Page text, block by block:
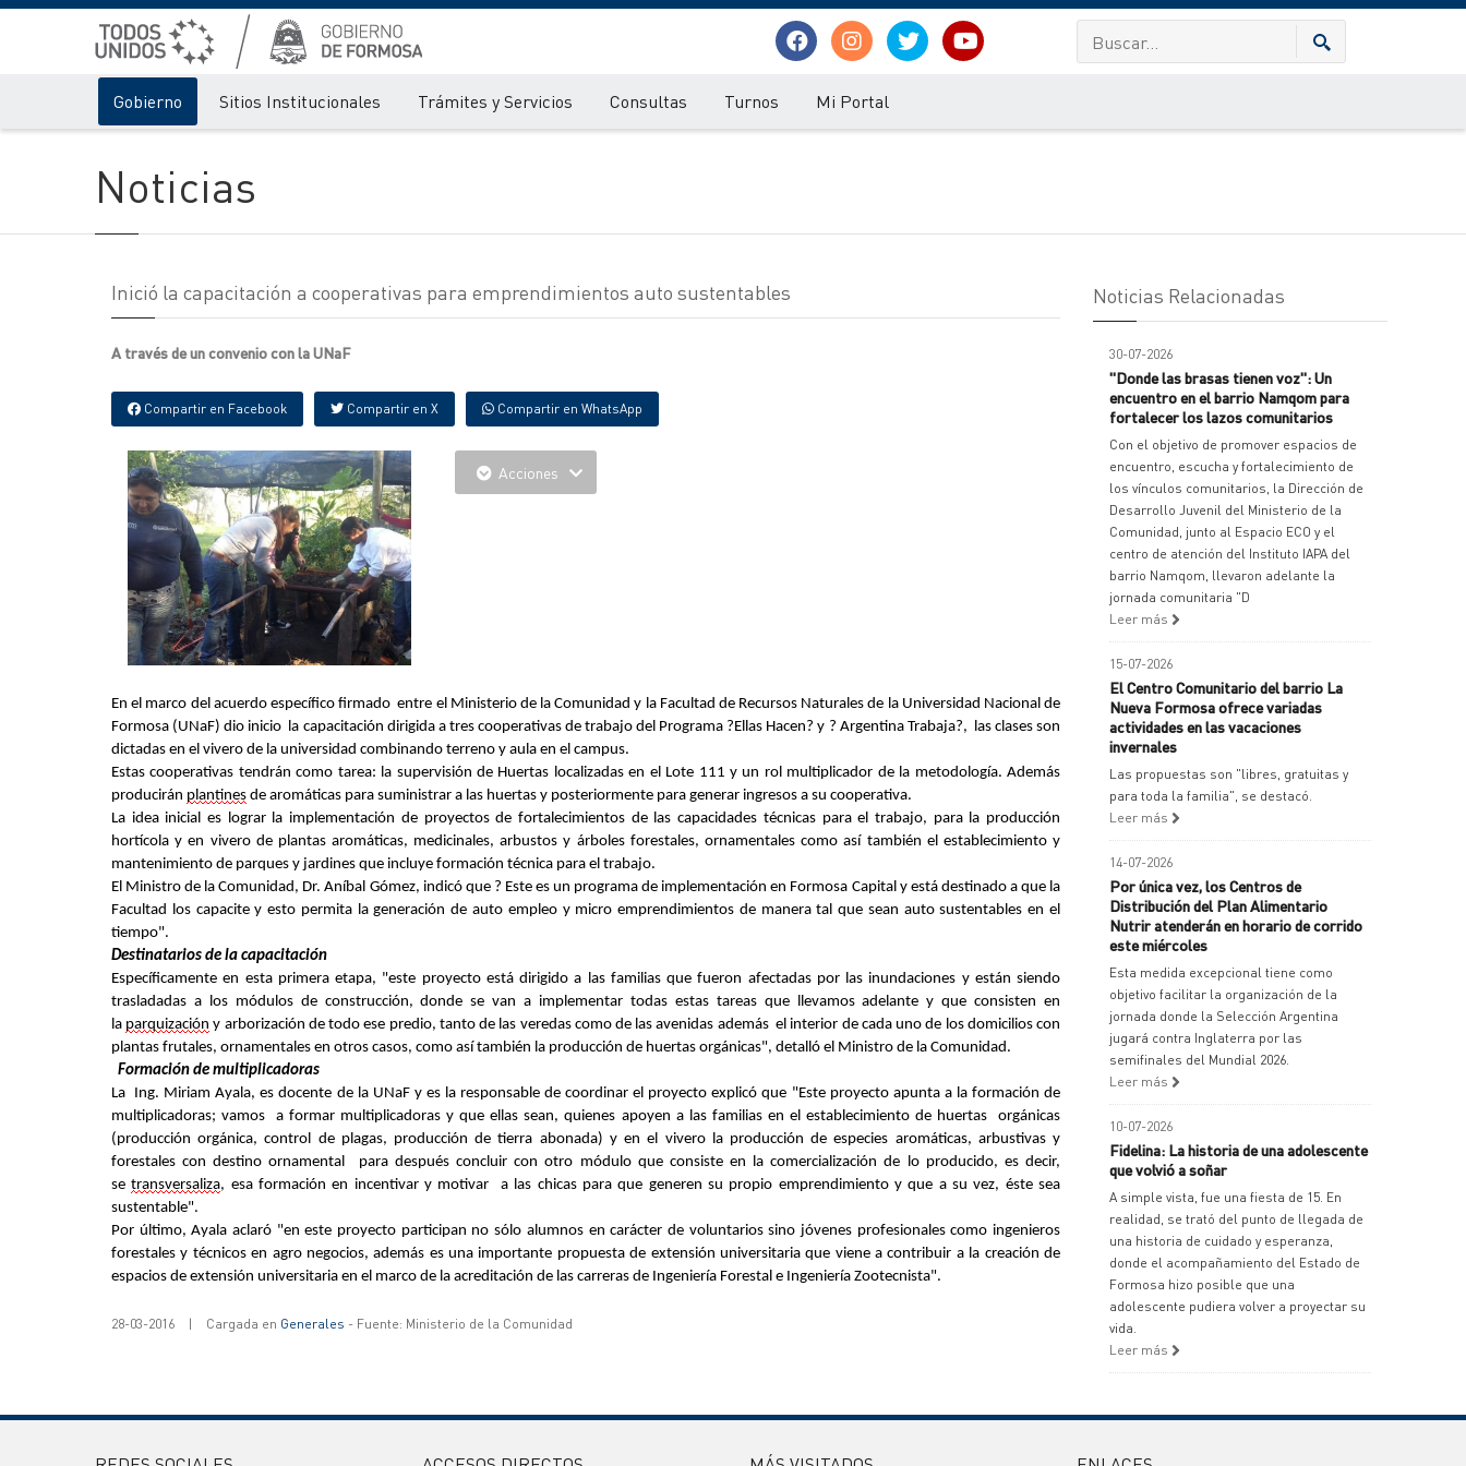
Gobierno Sitios Institucionales Trámites y Servicios Consultas Turnos Mi Portal
Noticias
Inició la capacitación a cooperativas para emprendimientos auto sustentables
A través de un convenio con la UNaF
Compartir en Facebook Compartir en X Compartir en WhatsApp
Acciones
En el marco del acuerdo específico firmado entre el Ministerio de la Comunidad y la Facultad de Recursos Naturales de la Universidad Nacional de
Formosa (UNaF) dio inicio la capacitación dirigida a tres cooperativas de trabajo del Programa ?Ellas Hacen? y ? ArgentinaTrabaja?, las clases son
dictadas en el vivero de la universidad combinando terreno y aula en el campus.
Estas cooperativas tendrán como tarea: la supervisión de Huertas localizadas en el Lote 111 y un rol multiplicador de la metodología. Además
producirán plantines de aromáticas para suministrar a las huertas y posteriormente para generar ingresos a su cooperativa.
La idea inicial es lograr la implementación de proyectos de fortalecimientos de las capacidades técnicas para el trabajo, para la producción
hortícola y en vivero de plantas aromáticas, medicinales, arbustos y árboles forestales, ornamentales como así también el establecimiento y
mantenimiento de parques y jardines que incluye formación técnica para el trabajo.
El Ministro de la Comunidad, Dr. Aníbal Gómez, indicóque ? Este es un programa de implementación en Formosa Capital y está destinado a que la
Facultad los capacite y esto permita la generación de auto empleo y micro emprendimientos de manera tal que sean auto sustentables en el
tiempo".
Destinatarios de la capacitación
Específicamente en esta primera etapa, "este proyecto está dirigido a las familias que fueron afectadas por las inundaciones y están siendo
trasladadas a los módulos de construcción, donde se van a implementar todas estas tareas que llevamos adelante y que consisten en
la parquización y arborización de todo ese predio, tanto de las veredas como de las avenidas además el interior de cada uno de los domicilios con
plantas frutales, ornamentales en otros casos, como así también la producción de huertas orgánicas", detalló el Ministro de la Comunidad.
Formación de multiplicadoras
La Ing. Miriam Ayala, es docente de la UNaF y es la responsable de coordinar el proyectoexplicó que "Este proyecto apunta a la formación de
multiplicadoras; vamos a formar multiplicadoras y que ellas sean, quienes apoyen a las familias en el establecimiento de huertas orgánicas
(producción orgánica, control de plagas, producción de tierra abonada) y en el vivero la producción de especies aromáticas, arbustivas y
forestales con destino ornamental para después concluir con otro módulo que consiste en la comercialización de lo producido, es decir,
setransversaliza, esa formación en incentivar y motivar a las chicas para que generen su propio emprendimiento y que a su vez, éste sea
sustentable".
Por último, Ayala aclaró "en este proyecto participan no sólo alumnos en carácter de voluntarios sino jóvenes profesionales como ingenieros
forestales y técnicos en agro negocios, además es una importante propuesta de extensión universitaria que viene a contribuir a la creación de
espacios de extensión universitaria en el marco de la acreditación de las carreras de Ingeniería Forestal e Ingeniería Zootecnista".
28-03-2016 | Cargada en Generales - Fuente: Ministerio de la Comunidad
Noticias Relacionadas
30-07-2026
"Donde las brasas tienen voz": Un
encuentro en el barrio Namqom para
fortalecer los lazos comunitarios
Con el objetivo de promover espacios de
encuentro, escucha y fortalecimiento de
los vínculos comunitarios, la Dirección de
Desarrollo Juvenil del Ministerio de la
Comunidad, junto al Espacio ECO y el
centro de atención del Instituto IAPA del
barrio Namqom, llevaron adelante la
jornada comunitaria "D
Leer más
15-07-2026
El Centro Comunitario del barrio La
Nueva Formosa ofrece variadas
actividades en las vacaciones
invernales
Las propuestas son "libres, gratuitas y
para toda la familia", se destacó.
Leer más
14-07-2026
Por única vez, los Centros de
Distribución del Plan Alimentario
Nutrir atenderán en horario de corrido
este miércoles
Esta medida excepcional tiene como
objetivo facilitar la organización de la
jornada donde la Selección Argentina
jugará contra Inglaterra por las
semifinales del Mundial 2026.
Leer más
10-07-2026
Fidelina: La historia de una adolescente
que volvió a soñar
A simple vista, fue una fiesta de 15. En
realidad, se trató del punto de llegada de
una historia de cuidado y esperanza,
donde el acompañamiento del Estado de
Formosa hizo posible que una
adolescente pudiera volver a proyectar su
vida.
Leer más